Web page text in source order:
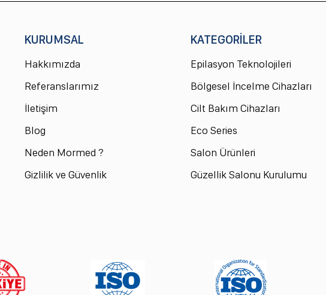
KURUMSAL
Hakkımızda
Referanslarımız
İletişim
Blog
Neden Mormed ?
Gizlilik ve Güvenlik
KATEGORİLER
Epilasyon Teknolojileri
Bölgesel İncelme Cihazları
Cilt Bakım Cihazları
Eco Series
Salon Ürünleri
Güzellik Salonu Kurulumu